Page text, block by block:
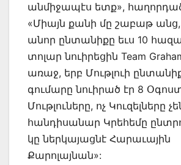
անմիջապէս ետք», հաղորդած
«Միայն քանի մը շաբաթ անց,
անոր ընտանիքը եւս 10
տոլար նուիրեցին Team
առաջ, երբ Մութլուի
գումարը նուիրած էր 8
Մութլուները, ոչ Կուզելները
հանդիսանար Կրեհեմը
կը ներկայացնէ Հարաւային
Քարոլայնան»: